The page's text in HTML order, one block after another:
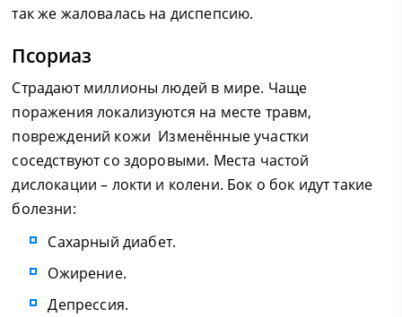
так же жаловалась на диспепсию.
Псориаз
Страдают миллионы людей в мире. Чаще
поражения локализуются на месте травм,
повреждений кожи Изменённые участки
соседствуют со здоровыми. Места частой
дислокации – локти и колени. Бок о бок идут такие
болезни:
Сахарный диабет.
Ожирение.
Депрессия.